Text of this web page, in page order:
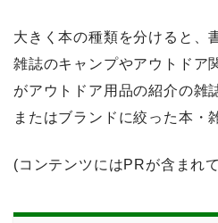
大きく本の種類を分けると、
雑誌のキャンプやアウトドア
がアウトドア用品の紹介の雑
またはブランドに絞った本・
(コンテンツにはPRが含まれ